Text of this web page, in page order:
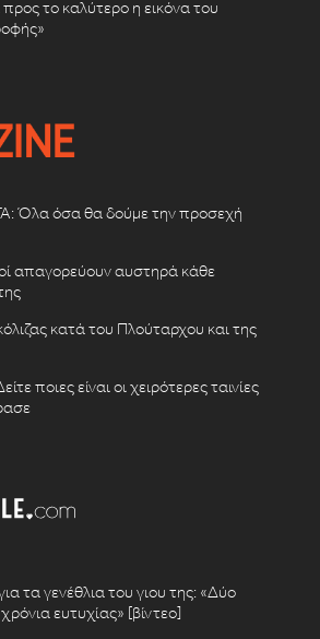
το καλύτερο η εικόνα του
Όλα όσα θα δούμε την προσεχή
απαγορεύουν αυστηρά κάθε
κατά του Πλούταρχου και της
ποιες είναι οι χειρότερες ταινίες
τα γενέθλια του γιου της: «Δύο
ευτυχίας» [βίντεο]